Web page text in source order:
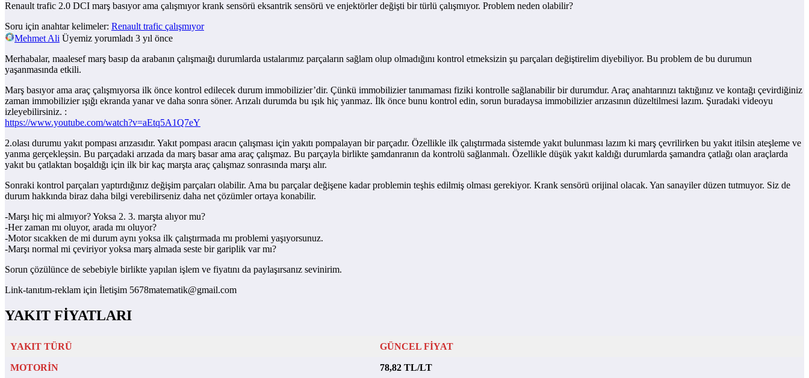
Renault trafic 2.0 DCI marş basıyor ama çalışmıyor krank sensörü eksantrik sensörü ve enjektörler değişti bir türlü çalışmıyor. Problem neden olabilir?
Soru için anahtar kelimeler: Renault trafic çalışmıyor
Mehmet Ali Üyemiz yorumladı 3 yıl önce
Merhabalar, maalesef marş basıp da arabanın çalışmaığı durumlarda ustalarımız parçaların sağlam olup olmadığını kontrol etmeksizin şu parçaları değiştirelim diyebiliyor. Bu problem de bu durumun
yaşanmasında etkili.
Marş basıyor ama araç çalışmıyorsa ilk önce kontrol edilecek durum immobilizier’dir. Çünkü immobilizier tanımaması fiziki kontrolle sağlanabilir bir durumdur. Araç anahtarınızı taktığınız ve kontağı çevirdiğiniz
zaman immobilizier ışığı ekranda yanar ve daha sonra söner. Arızalı durumda bu ışık hiç yanmaz. İlk önce bunu kontrol edin, sorun buradaysa immobilizier arızasının düzeltilmesi lazım. Şuradaki videoyu
izleyebilirsiniz. :
https://www.youtube.com/watch?v=aEtq5A1Q7eY
2.olası durumu yakıt pompası arızasıdır. Yakıt pompası aracın çalışması için yakıtı pompalayan bir parçadır. Özellikle ilk çalıştırmada sistemde yakıt bulunması lazım ki marş çevrilirken bu yakıt itilsin ateşleme ve
yanma gerçekleşsin. Bu parçadaki arızada da marş basar ama araç çalışmaz. Bu parçayla birlikte şamdanranın da kontrolü sağlanmalı. Özellikle düşük yakıt kaldığı durumlarda şamandra çatlağı olan araçlarda
yakıt bu çatlaktan boşaldığı için ilk bir kaç marşta araç çalışmaz sonrasında marşı alır.
Sonraki kontrol parçaları yaptırdığınız değişim parçaları olabilir. Ama bu parçalar değişene kadar problemin teşhis edilmiş olması gerekiyor. Krank sensörü orijinal olacak. Yan sanayiler düzen tutmuyor. Siz de
durum hakkında biraz daha bilgi verebilirseniz daha net çözümler ortaya konabilir.
-Marşı hiç mi almıyor? Yoksa 2. 3. marşta alıyor mu?
-Her zaman mı oluyor, arada mı oluyor?
-Motor sıcakken de mi durum aynı yoksa ilk çalıştırmada mı problemi yaşıyorsunuz.
-Marşı normal mi çeviriyor yoksa marş almada seste bir gariplik var mı?
Sorun çözülünce de sebebiyle birlikte yapılan işlem ve fiyatını da paylaşırsanız sevinirim.
Link-tanıtım-reklam için İletişim 5678matematik@gmail.com
YAKIT FİYATLARI
YAKIT TÜRÜ GÜNCEL FİYAT
MOTORİN 78,82 TL/LT